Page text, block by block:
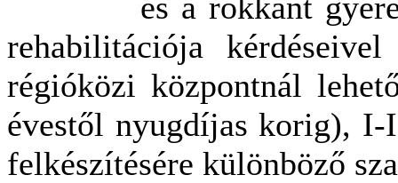
rehabilitációja
régióközi központnál
évestől nyugdíjas korig),
felkészítésére különböző